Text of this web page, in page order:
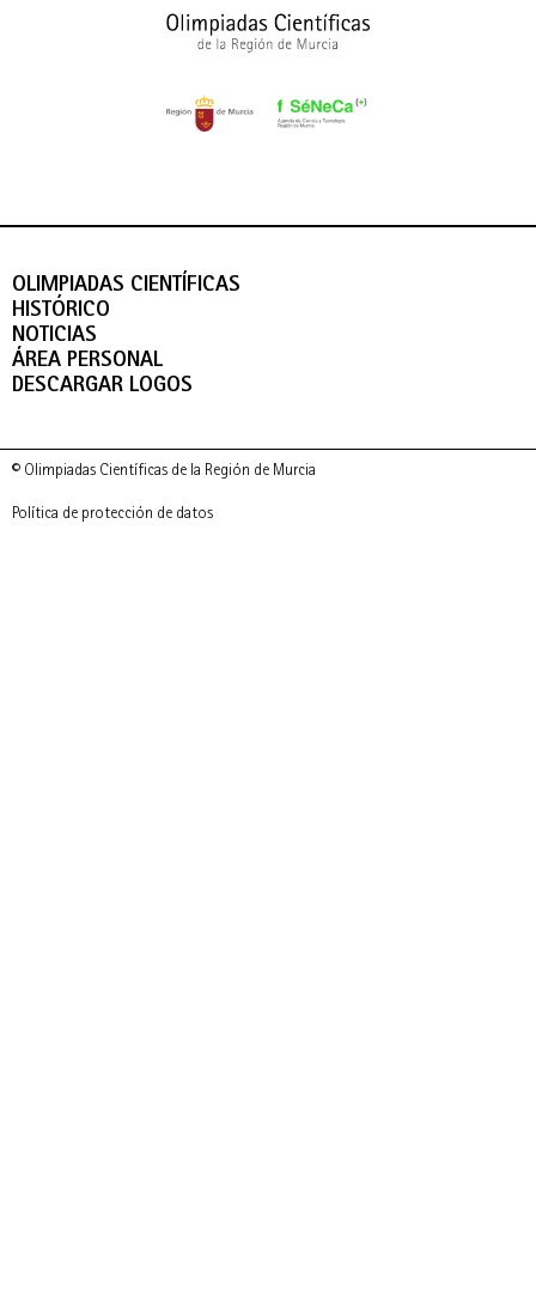
OLIMPIADAS CIENTÍFICAS
HISTÓRICO
NOTICIAS
ÁREA PERSONAL
DESCARGAR LOGOS
© Olimpiadas Científicas de la Región de Murcia
Política de protección de datos